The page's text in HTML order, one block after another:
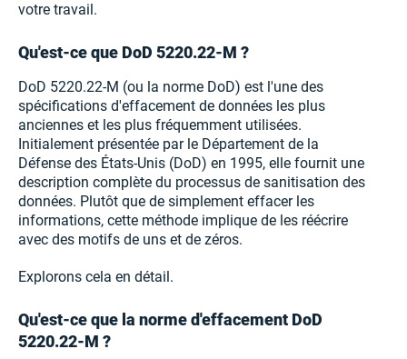
votre travail.
Qu'est-ce que DoD 5220.22-M ?
DoD 5220.22-M (ou la norme DoD) est l'une des
spécifications d'effacement de données les plus
anciennes et les plus fréquemment utilisées.
Initialement présentée par le Département de la
Défense des États-Unis (DoD) en 1995, elle fournit une
description complète du processus de sanitisation des
données. Plutôt que de simplement effacer les
informations, cette méthode implique de les réécrire
avec des motifs de uns et de zéros.
Explorons cela en détail.
Qu'est-ce que la norme d'effacement DoD
5220.22-M ?